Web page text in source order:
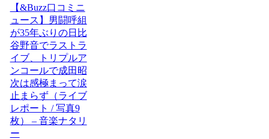
【&Buzz口コミニ
ュース】男闘呼組
が35年ぶりの日比
谷野音でラストラ
イブ、トリプルア
ンコールで成田昭
次は感極まって涙
止まらず（ライブ
レポート / 写真9
枚） – 音楽ナタリ
ー